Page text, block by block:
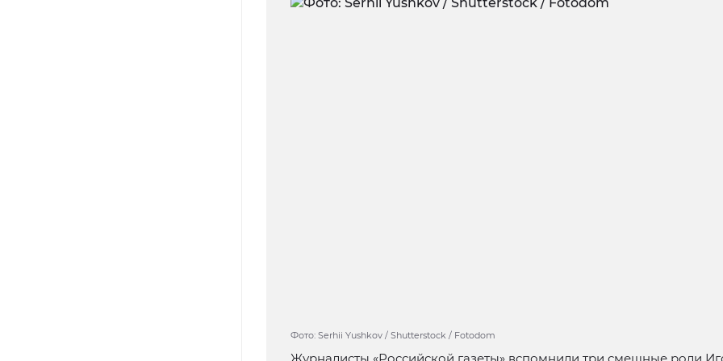
Фото: Serhii Yushkov / Shutterstock / Fotodom
Журналисты «Российской газеты» вспомнили три смешные роли